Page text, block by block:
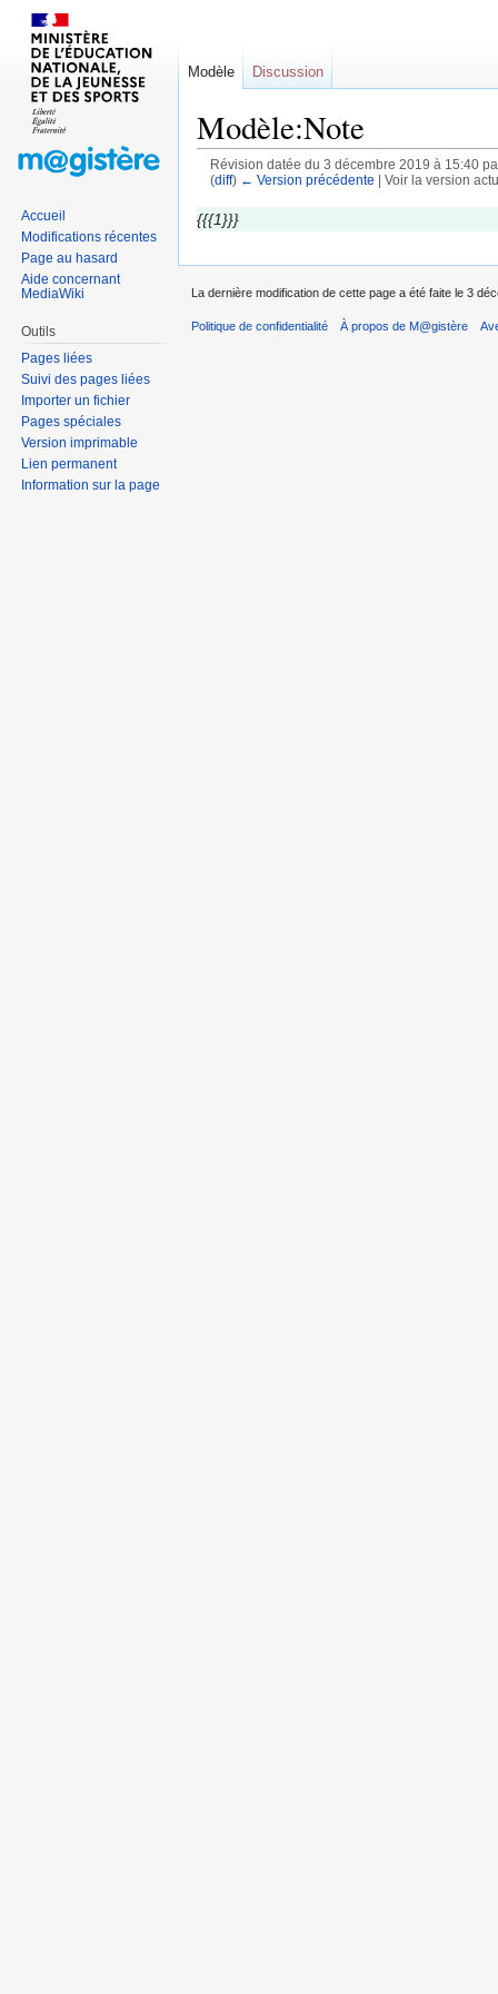
Modèle:Note
Révision datée du 3 décembre 2019 à 15:40
(diff) ← Version précédente | Voir la version
Sauter
la
navigation
Sauter
la
recherche
{{{1}}}
Modèle Discussion
Accueil
Modifications récentes
Page au hasard
Aide concernant
MediaWiki
Outils
Pages liées
Suivi des pages liées
Importer un fichier
Pages spéciales
Version imprimable
Lien permanent
Information sur la page
La dernière modification de cette page a été faite le 3
Politique de confidentialité À propos de M@gistère